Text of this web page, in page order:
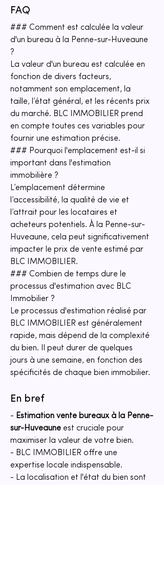
FAQ
### Comment est calculée la valeur
d'un bureau à la Penne-sur-Huveaune
?
La valeur d'un bureau est calculée en
fonction de divers facteurs,
notamment son emplacement, la
taille, l’état général, et les récents prix
du marché. BLC IMMOBILIER prend
en compte toutes ces variables pour
fournir une estimation précise.
### Pourquoi l'emplacement est-il si
important dans l'estimation
immobilière ?
L’emplacement détermine
l’accessibilité, la qualité de vie et
l’attrait pour les locataires et
acheteurs potentiels. À la Penne-sur-
Huveaune, cela peut significativement
impacter le prix de vente estimé par
BLC IMMOBILIER.
### Combien de temps dure le
processus d'estimation avec BLC
Immobilier ?
Le processus d'estimation réalisé par
BLC IMMOBILIER est généralement
rapide, mais dépend de la complexité
du bien. Il peut durer de quelques
jours à une semaine, en fonction des
spécificités de chaque bien immobilier.
En bref
- Estimation vente bureaux à la Penne-
sur-Huveaune est cruciale pour
maximiser la valeur de votre bien.
- BLC IMMOBILIER offre une
expertise locale indispensable.
- La localisation et l'état du bien sont